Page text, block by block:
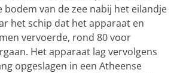
bodem van de zee nabij het eilandje
het schip dat het apparaat en
vervoerde, rond 80 voor
Het apparaat lag vervolgens
opgeslagen in een Atheense